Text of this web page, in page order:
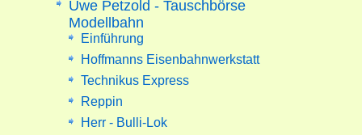
Uwe Petzold - Tauschbörse
Modellbahn
Einführung
Hoffmanns Eisenbahnwerkstatt
Technikus Express
Reppin
Herr - Bulli-Lok